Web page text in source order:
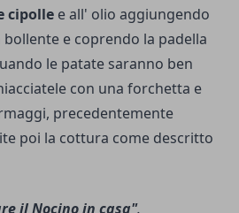
cipolle e all' olio aggiungendo
bollente e coprendo la padella
le patate saranno ben
con una forchetta e
precedentemente
poi la cottura come descritto
il Nocino in casa".